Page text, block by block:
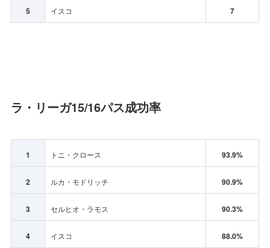
5 イスコ 7
ラ・リーガ15/16パス成功率
1 トニ・クロース 93.9%
2 ルカ・モドリッチ 90.9%
3 セルヒオ・ラモス 90.3%
4 イスコ 88.0%